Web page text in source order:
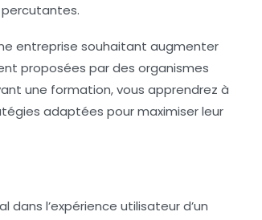
entreprise souhaitant augmenter
proposées par des organismes
une formation, vous apprendrez à
adaptées pour maximiser leur
dans l’expérience utilisateur d’un